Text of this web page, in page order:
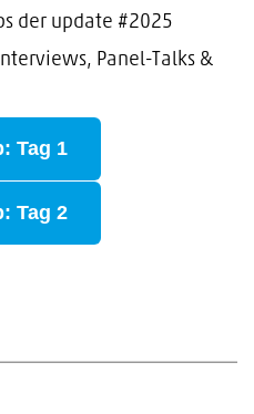
der update #2025
Panel-Talks &
Tag 1
Tag 2